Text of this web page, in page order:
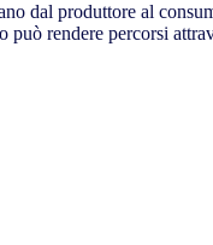
dal produttore al
può rendere percorsi